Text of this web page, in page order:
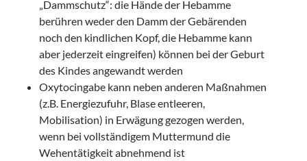
„Dammschutz“: die Hände der Hebamme
berühren weder den Damm der Gebärenden
noch den kindlichen Kopf, die Hebamme kann
aber jederzeit eingreifen) können bei der Geburt
des Kindes angewandt werden
Oxytocingabe kann neben anderen Maßnahmen
(z.B. Energiezufuhr, Blase entleeren,
Mobilisation) in Erwägung gezogen werden,
wenn bei vollständigem Muttermund die
Wehentätigkeit abnehmend ist